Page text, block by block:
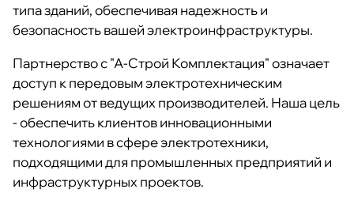
типа зданий, обеспечивая надежность и
безопасность вашей электроинфраструктуры.
Партнерство с "А-Строй Комплектация" означает
доступ к передовым электротехническим
решениям от ведущих производителей. Наша цель
- обеспечить клиентов инновационными
технологиями в сфере электротехники,
подходящими для промышленных предприятий и
инфраструктурных проектов.